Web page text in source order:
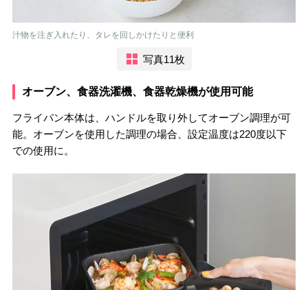
汁物を注ぎ入れたり、タレを回しかけたりと便利
写真11枚
オーブン、食器洗濯機、食器乾燥機が使用可能
フライパン本体は、ハンドルを取り外してオーブン調理が可
能。オーブンを使用した調理の場合、設定温度は220度以下
での使用に。